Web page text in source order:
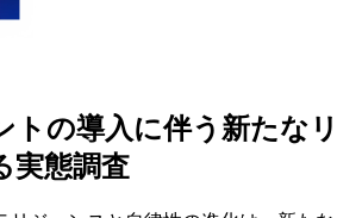
トの導入に伴う新たなリ
実態調査